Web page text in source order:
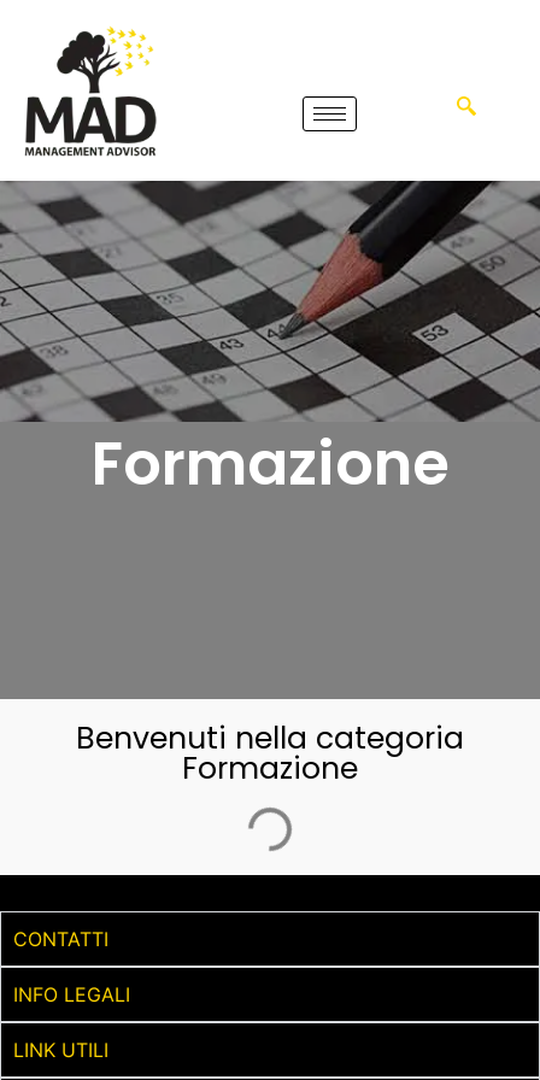
Formazione
Benvenuti nella categoria
Formazione
CONTATTI
INFO LEGALI
LINK UTILI